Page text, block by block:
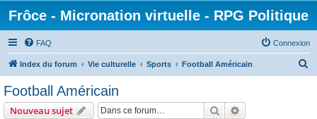
Frôce - Micronation virtuelle - RPG Politique
FAQ Connexion
Index du forum Vie culturelle Sports Football Américain
Football Américain
Nouveau sujet Rechercher